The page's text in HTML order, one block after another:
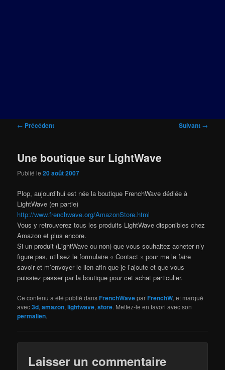
Navigation
← Précédent Suivant →
Une boutique sur LightWave
Publié le20 août 2007
Plop, aujourd’hui est née la boutique FrenchWave dédiée à
LightWave (en partie)
http://www.frenchwave.org/AmazonStore.html
Vous y retrouverez tous les produits LightWave disponibles chez
Amazon et plus encore.
Si un produit (LightWave ou non) que vous souhaitez acheter n’y
figure pas, utilisez le formulaire « Contact » pour me le faire
savoir et m’envoyer le lien afin que je l’ajoute et que vous
puissiez passer par la boutique pour cet achat particulier.
Ce contenu a été publié dansFrenchWaveparFrenchW, et marqué
avec3d,amazon,lightwave,store. Mettez-le en favori avec son
permalien.
Laisser un commentaire